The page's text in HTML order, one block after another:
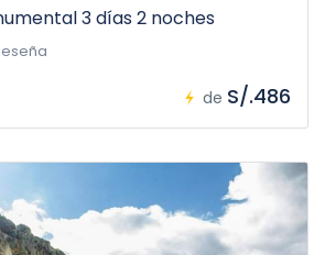
3 días 2 noches
de S/.486